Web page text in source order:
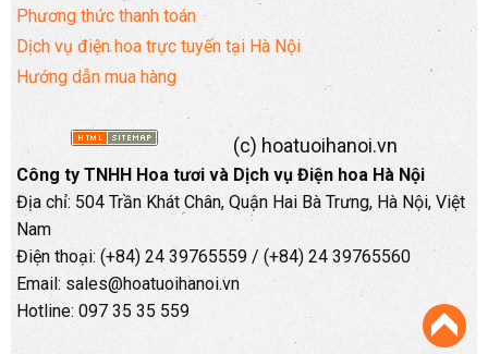
Phương thức thanh toán
Dịch vụ điện hoa trực tuyến tại Hà Nội
Hướng dẫn mua hàng
(c) hoatuoihanoi.vn
Công ty TNHH Hoa tươi và Dịch vụ Điện hoa Hà Nội
Địa chỉ: 504 Trần Khát Chân, Quận Hai Bà Trưng, Hà Nội, Việt
Nam
Điện thoại: (+84) 24 39765559 / (+84) 24 39765560
Email: sales@hoatuoihanoi.vn
Hotline: 097 35 35 559